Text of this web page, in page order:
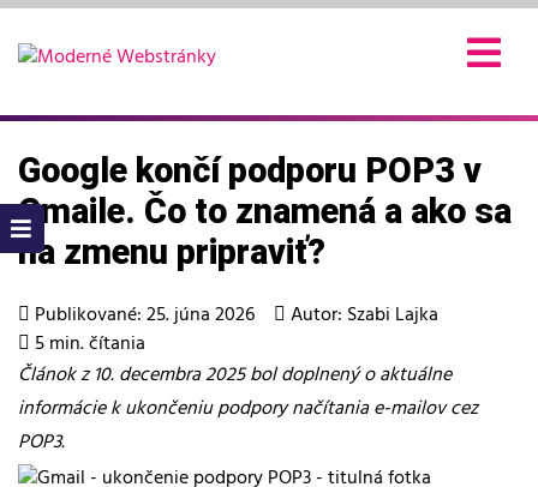
Skip
content
Google končí podporu POP3 v
Gmaile. Čo to znamená a ako sa
na zmenu pripraviť?
Publikované: 25. júna 2026
Autor: Szabi Lajka
5 min. čítania
Článok z 10. decembra 2025 bol doplnený o aktuálne
informácie k ukončeniu podpory načítania e-mailov cez
POP3.